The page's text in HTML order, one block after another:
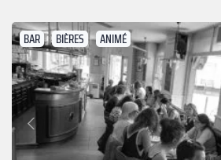
BAR BIÈRES ANIMÉ
Précédent